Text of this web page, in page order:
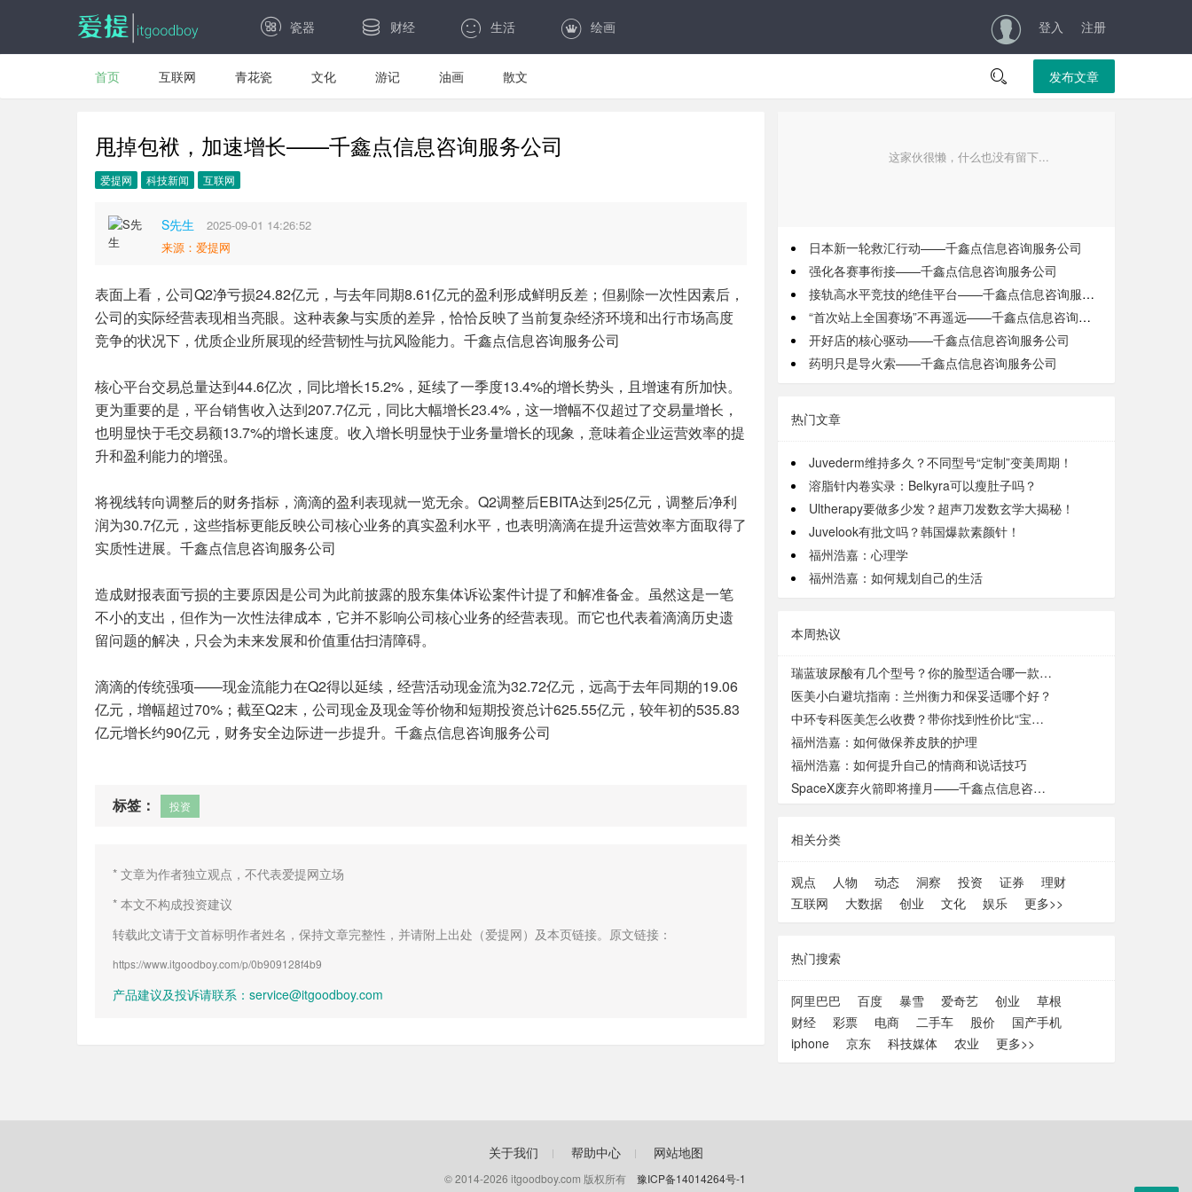
瓷器 财经 生活 绘画 登入 注册
首页 互联网 青花瓷 文化 游记 油画 散文  发布文章
甩掉包袱，加速增长——千鑫点信息咨询服务公司
爱提网 科技新闻 互联网
S先生
2025-09-01 14:26:52
来源：爱提网
表面上看，公司Q2净亏损24.82亿元，与去年同期8.61亿元的盈利形成鲜明反差；但剔除一次性因素后，
公司的实际经营表现相当亮眼。这种表象与实质的差异，恰恰反映了当前复杂经济环境和出行市场高度
竞争的状况下，优质企业所展现的经营韧性与抗风险能力。千鑫点信息咨询服务公司
核心平台交易总量达到44.6亿次，同比增长15.2%，延续了一季度13.4%的增长势头，且增速有所加快。
更为重要的是，平台销售收入达到207.7亿元，同比大幅增长23.4%，这一增幅不仅超过了交易量增长，
也明显快于毛交易额13.7%的增长速度。收入增长明显快于业务量增长的现象，意味着企业运营效率的提
升和盈利能力的增强。
将视线转向调整后的财务指标，滴滴的盈利表现就一览无余。Q2调整后EBITA达到25亿元，调整后净利
润为30.7亿元，这些指标更能反映公司核心业务的真实盈利水平，也表明滴滴在提升运营效率方面取得了
实质性进展。千鑫点信息咨询服务公司
造成财报表面亏损的主要原因是公司为此前披露的股东集体诉讼案件计提了和解准备金。虽然这是一笔
不小的支出，但作为一次性法律成本，它并不影响公司核心业务的经营表现。而它也代表着滴滴历史遗
留问题的解决，只会为未来发展和价值重估扫清障碍。
滴滴的传统强项——现金流能力在Q2得以延续，经营活动现金流为32.72亿元，远高于去年同期的19.06
亿元，增幅超过70%；截至Q2末，公司现金及现金等价物和短期投资总计625.55亿元，较年初的535.83
亿元增长约90亿元，财务安全边际进一步提升。千鑫点信息咨询服务公司
标签： 投资
* 文章为作者独立观点，不代表爱提网立场
* 本文不构成投资建议
转载此文请于文首标明作者姓名，保持文章完整性，并请附上出处（爱提网）及本页链接。原文链接：
https://www.itgoodboy.com/p/0b909128f4b9
产品建议及投诉请联系：service@itgoodboy.com
这家伙很懒，什么也没有留下...
日本新一轮救汇行动——千鑫点信息咨询服务公司
强化各赛事衔接——千鑫点信息咨询服务公司
接轨高水平竞技的绝佳平台——千鑫点信息咨询服务公司
“首次站上全国赛场”不再遥远——千鑫点信息咨询服务公司
开好店的核心驱动——千鑫点信息咨询服务公司
药明只是导火索——千鑫点信息咨询服务公司
热门文章
Juvederm维持多久？不同型号“定制”变美周期！
溶脂针内卷实录：Belkyra可以瘦肚子吗？
Ultherapy要做多少发？超声刀发数玄学大揭秘！
Juvelook有批文吗？韩国爆款素颜针！
福州浩嘉：心理学
福州浩嘉：如何规划自己的生活
本周热议
瑞蓝玻尿酸有几个型号？你的脸型适合哪一款“魔法针”？
医美小白避坑指南：兰州衡力和保妥适哪个好？
中环专科医美怎么收费？带你找到性价比“宝藏项目”！
福州浩嘉：如何做保养皮肤的护理
福州浩嘉：如何提升自己的情商和说话技巧
SpaceX废弃火箭即将撞月——千鑫点信息咨询服务公司
相关分类
观点 人物 动态 洞察 投资 证券
理财
互联网
大数据 创业 文化 娱乐 更多>>
热门搜索
阿里巴巴 百度 暴雪 爱奇艺 创业
草根
财经
彩票 电商 二手车 股价
国产手机
iphone
京东 科技媒体 农业 更多>>
关于我们 帮助中心 网站地图
© 2014-2026 itgoodboy.com 版权所有 豫ICP备14014264号-1